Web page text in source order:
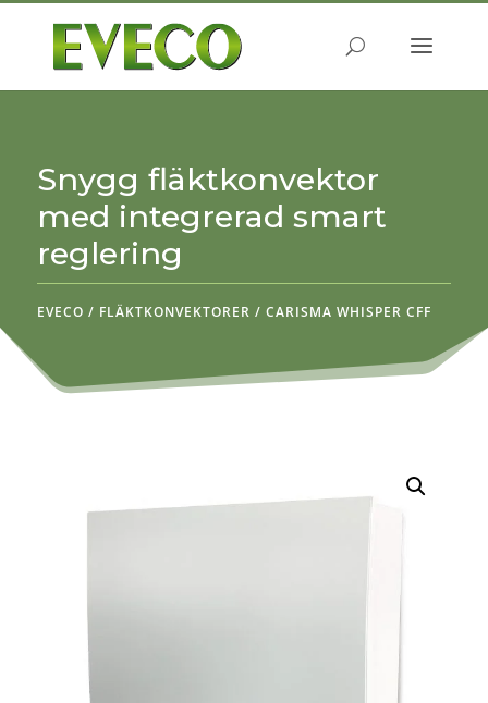
Produktsökning
Snygg fläktkonvektor
med integrerad smart
reglering
EVECO / FLÄKTKONVEKTORER / CARISMA WHISPER CFF